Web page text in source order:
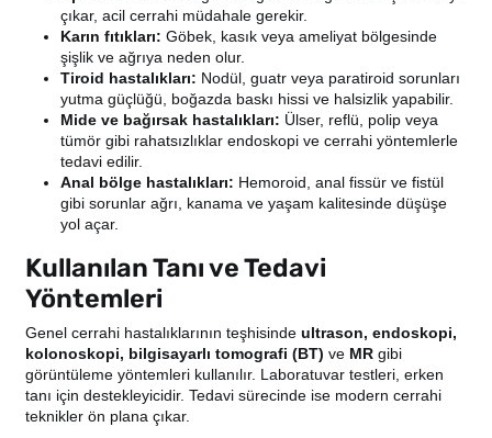
çıkar, acil cerrahi müdahale gerekir.
Karın fıtıkları: Göbek, kasık veya ameliyat bölgesinde
şişlik ve ağrıya neden olur.
Tiroid hastalıkları: Nodül, guatr veya paratiroid sorunları
yutma güçlüğü, boğazda baskı hissi ve halsizlik yapabilir.
Mide ve bağırsak hastalıkları: Ülser, reflü, polip veya
tümör gibi rahatsızlıklar endoskopi ve cerrahi yöntemlerle
tedavi edilir.
Anal bölge hastalıkları: Hemoroid, anal fissür ve fistül
gibi sorunlar ağrı, kanama ve yaşam kalitesinde düşüşe
yol açar.
Kullanılan Tanı ve Tedavi
Yöntemleri
Genel cerrahi hastalıklarının teşhisindeultrason, endoskopi,
kolonoskopi, bilgisayarlı tomografi (BT) ve MR gibi
görüntüleme yöntemleri kullanılır. Laboratuvar testleri, erken
tanı için destekleyicidir. Tedavi sürecinde ise modern cerrahi
teknikler ön plana çıkar.